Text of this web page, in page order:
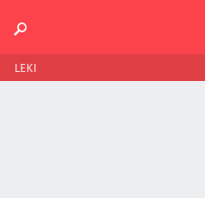
LEKI